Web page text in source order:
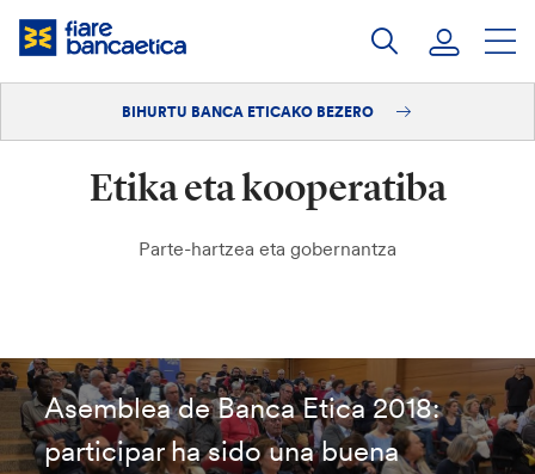
Pasatu
edukia
Bihurtu bezero
BIHURTU BANCA ETICAKO BEZERO
Etika eta kooperatiba
Parte-hartzea eta gobernantza
Asemblea de Banca Etica 2018:
participar ha sido una buena